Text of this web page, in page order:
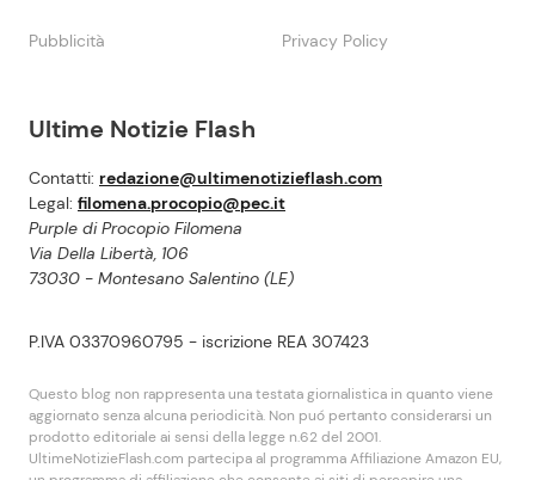
Ultime Notizie Flash
Contatti: redazione@ultimenotizieflash.com
Legal: filomena.procopio@pec.it
Purple di Procopio Filomena
Via Della Libertà, 106
73030 - Montesano Salentino (LE)
P.IVA 03370960795 - iscrizione REA 307423
Questo blog non rappresenta una testata giornalistica in quanto viene
aggiornato senza alcuna periodicità. Non puó pertanto considerarsi un
prodotto editoriale ai sensi della legge n.62 del 2001.
UltimeNotizieFlash.com partecipa al programma Affiliazione Amazon EU,
Pubblicità Privacy Policy